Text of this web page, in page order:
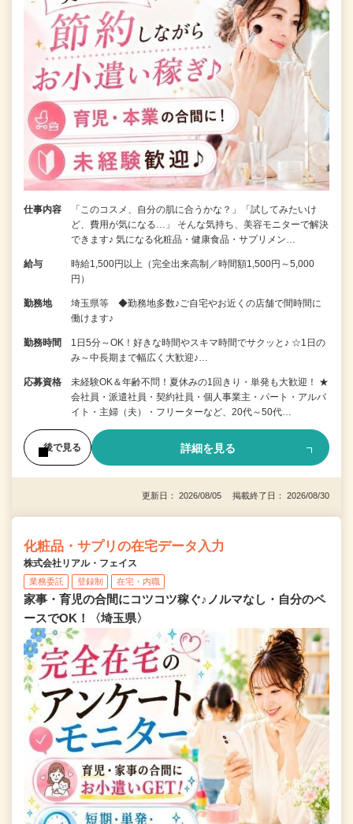
仕事内容
「このコスメ、自分の肌に合うかな？」「試してみたいけ
ど、費用が気になる…」 そんな気持ち、美容モニターで解決
できます♪ 気になる化粧品・健康食品・サプリメン…
給与
時給1,500円以上（完全出来高制／時間額1,500円～5,000
円）
勤務地
埼玉県等 ◆勤務地多数♪ご自宅やお近くの店舗で間時間に
働けます♪
勤務時間
1日5分～OK！好きな時間やスキマ時間でサクッと♪ ☆1日の
み～中長期まで幅広く大歓迎♪…
応募資格
未経験OK＆年齢不問！夏休みの1回きり・単発も大歓迎！ ★
会社員・派遣社員・契約社員・個人事業主・パート・アルバ
イト・主婦（夫）・フリーターなど、20代～50代…
後で見る 詳細を見る
更新日： 2026/08/05 掲載終了日： 2026/08/30
化粧品・サプリの在宅データ入力
株式会社リアル・フェイス
業務委託 登録制 在宅・内職
家事・育児の合間にコツコツ稼ぐ♪ノルマなし・自分のペ
ースでOK！〈埼玉県〉